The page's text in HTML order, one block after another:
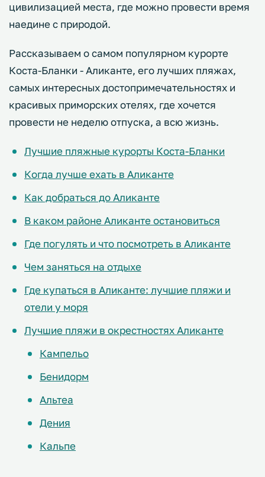
цивилизацией места, где можно провести время
наедине с природой.
Рассказываем о самом популярном курорте
Коста-Бланки - Аликанте, его лучших пляжах,
самых интересных достопримечательностях и
красивых приморских отелях, где хочется
провести не неделю отпуска, а всю жизнь.
Лучшие пляжные курорты Коста-Бланки
Когда лучше ехать в Аликанте
Как добраться до Аликанте
В каком районе Аликанте остановиться
Где погулять и что посмотреть в Аликанте
Чем заняться на отдыхе
Где купаться в Аликанте: лучшие пляжи и
отели у моря
Лучшие пляжи в окрестностях Аликанте
Кампельо
Бенидорм
Альтеа
Дения
Кальпе